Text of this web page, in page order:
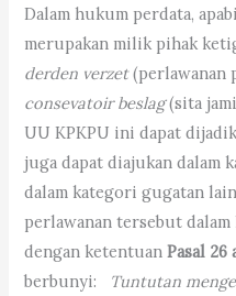
Dalam hukum perdata,
merupakan milik pihak
derden verzet(perlawanan
consevatoir beslag(sita
UU KPKPU ini dapat
juga dapat diajukan dalam
dalam kategori gugatan
perlawanan tersebut
dengan ketentuanPasal 26
berbunyi: Tuntutan